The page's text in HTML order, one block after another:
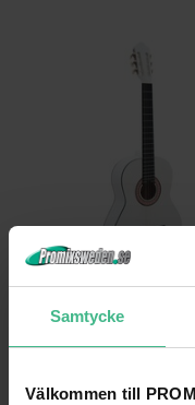
Samtycke
Välkommen till